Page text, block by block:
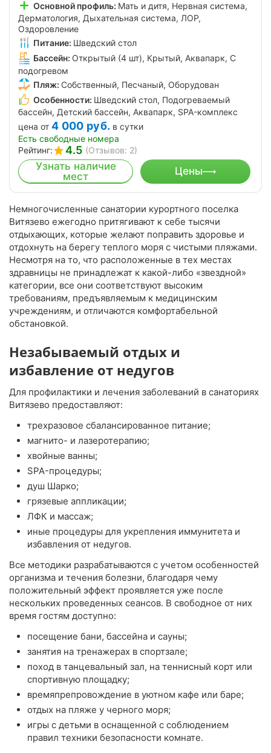
Немногочисленные санатории курортного поселка
Витязево ежегодно притягивают к себе тысячи
отдыхающих, которые желают поправить здоровье и
отдохнуть на берегу теплого моря с чистыми пляжами.
Несмотря на то, что расположенные в тех местах
здравницы не принадлежат к какой-либо «звездной»
категории, все они соответствуют высоким
требованиям, предъявляемым к медицинским
учреждениям, и отличаются комфортабельной
обстановкой.
Незабываемый отдых и
избавление от недугов
Для профилактики и лечения заболеваний в санаториях
Витязево предоставляют:
трехразовое сбалансированное питание;
магнито- и лазеротерапию;
хвойные ванны;
SPA-процедуры;
душ Шарко;
грязевые аппликации;
ЛФК и массаж;
иные процедуры для укрепления иммунитета и
избавления от недугов.
Все методики разрабатываются с учетом особенностей
организма и течения болезни, благодаря чему
положительный эффект проявляется уже после
нескольких проведенных сеансов. В свободное от них
время гостям доступно:
посещение бани, бассейна и сауны;
занятия на тренажерах в спортзале;
поход в танцевальный зал, на теннисный корт или
спортивную площадку;
времяпрепровождение в уютном кафе или баре;
отдых на пляже у черного моря;
игры с детьми в оснащенной с соблюдением
правил техники безопасности комнате.
Основной профиль: Мать и дитя, Нервная система,
Дерматология, Дыхательная система, ЛОР,
Оздоровление
Питание: Шведский стол
Бассейн: Открытый (4 шт), Крытый, Аквапарк, С
подогревом
Пляж: Собственный, Песчаный, Оборудован
Особенности: Шведский стол, Подогреваемый
бассейн, Детский бассейн, Аквапарк, SPA-комплекс
цена от 4 000 руб. в сутки
Есть свободные номера
Рейтинг:
4.5 (Отзывов: 2)
Узнать наличие
мест
Цены